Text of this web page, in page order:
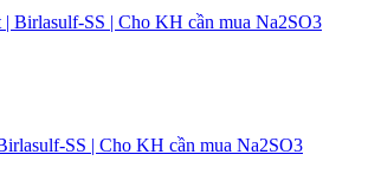
SS | Cho KH cần mua Na2SO3